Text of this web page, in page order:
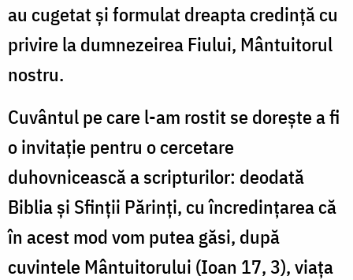
au cugetat şi formulat dreapta credinţă cu
privire la dumnezeirea Fiului, Mântuitorul
nostru.
Cuvântul pe care l-am rostit se doreşte a fi
o invitaţie pentru o cercetare
duhovnicească a scripturilor: deodată
Biblia şi Sfinţii Părinţi, cu încredinţarea că
în acest mod vom putea găsi, după
cuvintele Mântuitorului (Ioan 17, 3), viaţa